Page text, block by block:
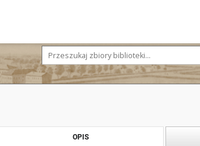
OPIS